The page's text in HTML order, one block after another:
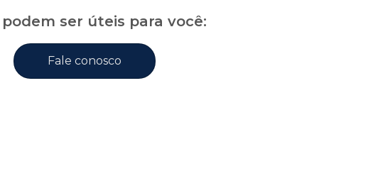
ser úteis para você:
Fale conosco